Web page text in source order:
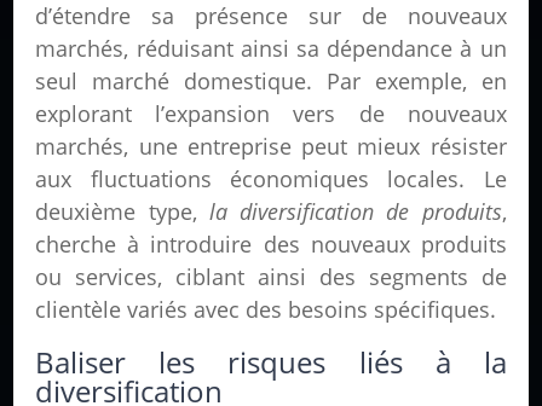
d’étendre sa présence sur de nouveaux
marchés, réduisant ainsi sa dépendance à un
seul marché domestique. Par exemple, en
explorant l’expansion vers de nouveaux
marchés, une entreprise peut mieux résister
aux fluctuations économiques locales. Le
deuxième type, la diversification de produits,
cherche à introduire des nouveaux produits
ou services, ciblant ainsi des segments de
clientèle variés avec des besoins spécifiques.
Baliser les risques liés à la
diversification